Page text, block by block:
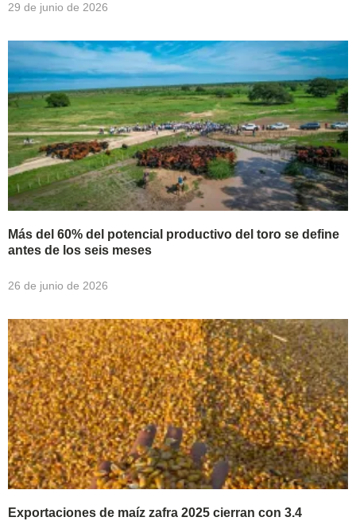
29 de junio de 2026
Más del 60% del potencial productivo del toro se define
antes de los seis meses
26 de junio de 2026
Exportaciones de maíz zafra 2025 cierran con 3.4